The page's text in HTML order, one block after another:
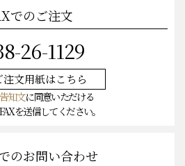
でのご注文
26-1129
注文用紙はこちら
知文に同意いただける
を送信してください。
のお問い合わせ